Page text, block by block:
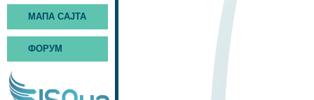
МАПА САЈТА
ФОРУМ